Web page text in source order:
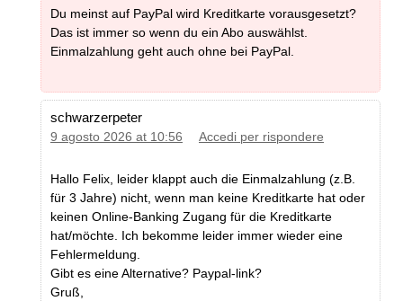
Du meinst auf PayPal wird Kreditkarte vorausgesetzt?
Das ist immer so wenn du ein Abo auswählst.
Einmalzahlung geht auch ohne bei PayPal.
schwarzerpeter
9 agosto 2026 at 10:56 Accedi per rispondere
Hallo Felix, leider klappt auch die Einmalzahlung (z.B.
für 3 Jahre) nicht, wenn man keine Kreditkarte hat oder
keinen Online-Banking Zugang für die Kreditkarte
hat/möchte. Ich bekomme leider immer wieder eine
Fehlermeldung.
Gibt es eine Alternative? Paypal-link?
Gruß,